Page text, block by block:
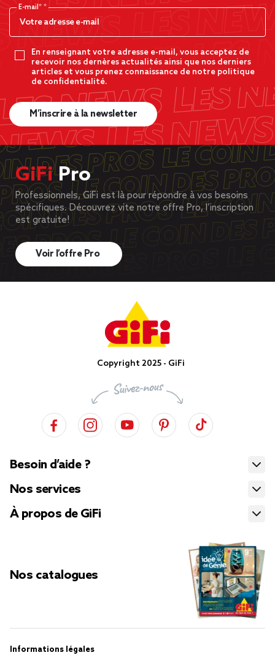
E-mail*
En renseignant votre adresse e-mail, vous acceptez de
recevoir nos dernères actualités ainsi que nos derniers
articles et vous prenez connaissance de notre politique
de confidentialité.
M’inscrire à la newsletter
GiFiPro
Professionnels, GiFi est là pour répondre à vos besoins
spécifiques. Découvrez vite notre offre Pro, l’inscription
est gratuite!
Voir l’offre Pro
Copyright 2025 - GiFi
Besoin d’aide ?
Nos services
À propos de GiFi
Nos catalogues
Informations légales